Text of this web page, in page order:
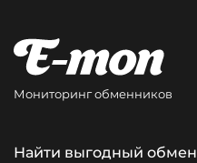
Мониторинг обменников
Найти выгодный обмен